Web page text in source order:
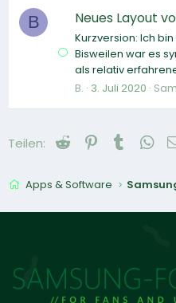
B Neues Layout
Kurzversion: Ich
Bisweilen war es
als relativ
B. 3. Juli 2020
Teilen: Reddit PinterestTumblr
Apps & Software